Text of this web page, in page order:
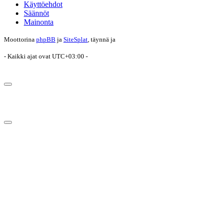
Käyttöehdot
Säännöt
Mainonta
Moottorina phpBB ja SiteSplat , täynnä ja
- Kaikki ajat ovat UTC+03:00 -